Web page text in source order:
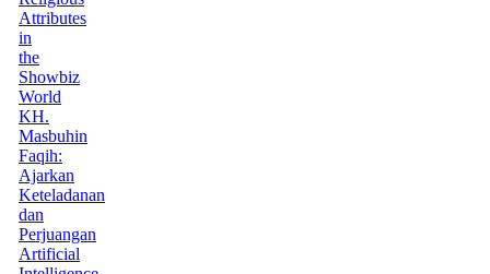
Attributes
in
the
Showbiz
World
KH.
Masbuhin
Faqih:
Ajarkan
Keteladanan
dan
Perjuangan
Artificial